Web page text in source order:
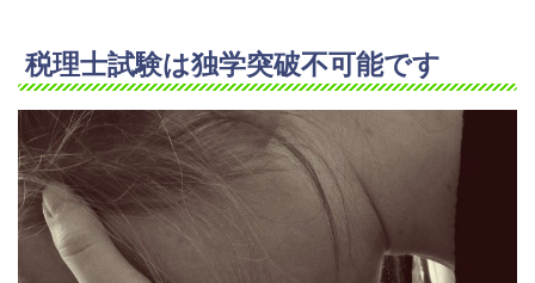
税理士試験は独学突破不可能です